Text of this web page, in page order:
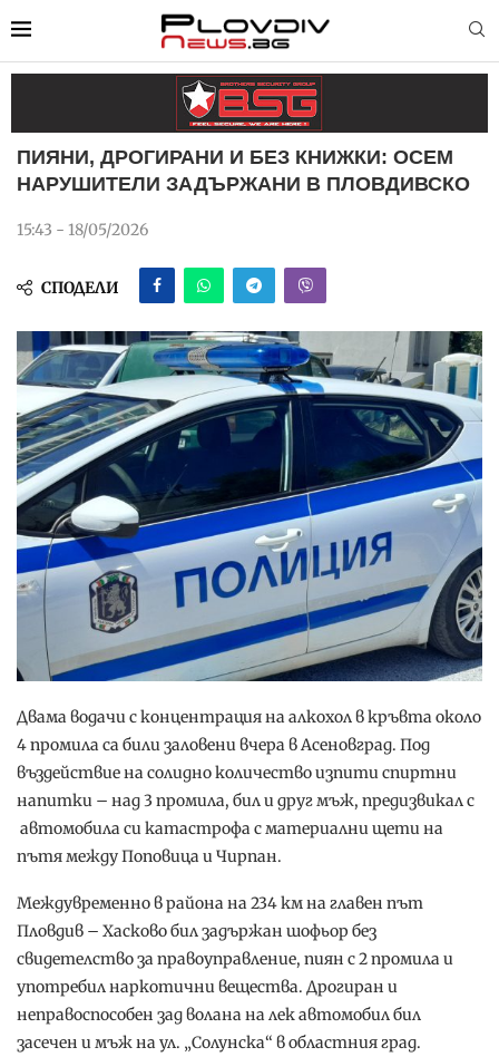
ПИЯНИ, ДРОГИРАНИ И БЕЗ КНИЖКИ: ОСЕМ
НАРУШИТЕЛИ ЗАДЪРЖАНИ В ПЛОВДИВСКО
15:43 - 18/05/2026
СПОДЕЛИ
Двама водачи с концентрация на алкохол в кръвта около
4 промила са били заловени вчера в Асеновград. Под
въздействие на солидно количество изпити спиртни
напитки – над 3 промила, бил и друг мъж, предизвикал с
автомобила си катастрофа с материални щети на
пътя между Поповица и Чирпан.
Междувременно в района на 234 км на главен път
Пловдив – Хасково бил задържан шофьор без
свидетелство за правоуправление, пиян с 2 промила и
употребил наркотични вещества. Дрогиран и
неправоспособен зад волана на лек автомобил бил
засечен и мъж на ул. „Солунска“ в областния град.